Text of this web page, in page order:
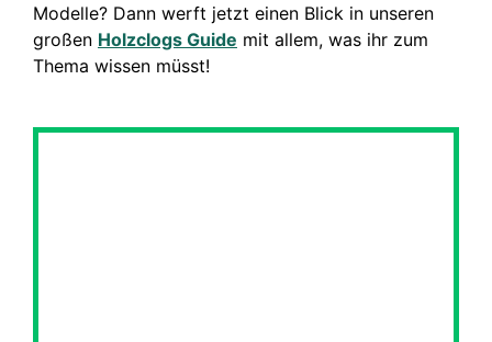
Modelle? Dann werft jetzt einen Blick in unseren
großen Holzclogs Guide mit allem, was ihr zum
Thema wissen müsst!